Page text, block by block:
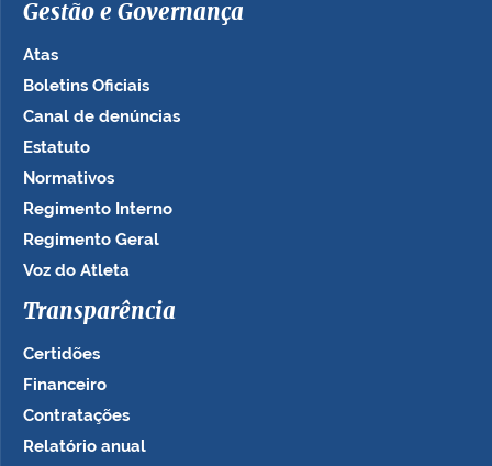
Gestão e Governança
Atas
Boletins Oficiais
Canal de denúncias
Estatuto
Normativos
Regimento Interno
Regimento Geral
Voz do Atleta
Transparência
Certidões
Financeiro
Contratações
Relatório anual